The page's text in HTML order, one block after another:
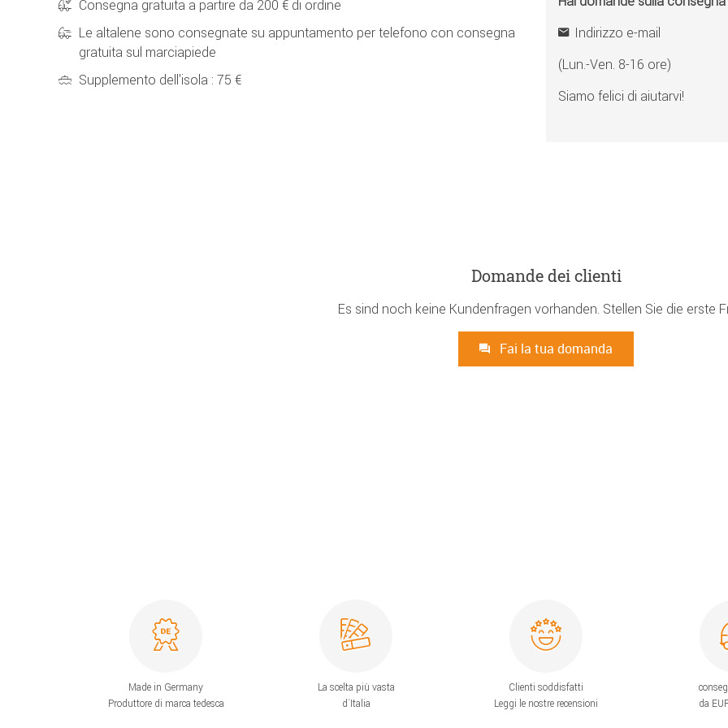
Consegna gratuita a partire da 200 € di ordine
Le altalene sono consegnate su appuntamento per telefono con consegna
gratuita sul marciapiede
Supplemento dell'isola : 75 €
Indirizzo e-mail
(Lun.-Ven. 8-16 ore)
Siamo felici di aiutarvi!
Domande dei clienti
Es sind noch keine Kundenfragen vorhanden. Stellen Sie die erste
Fai la tua domanda
Made in Germany
Produttore di marca tedesca
La scelta più vasta
d´Italia
Clienti soddisfatti
Leggi le nostre recensioni
da